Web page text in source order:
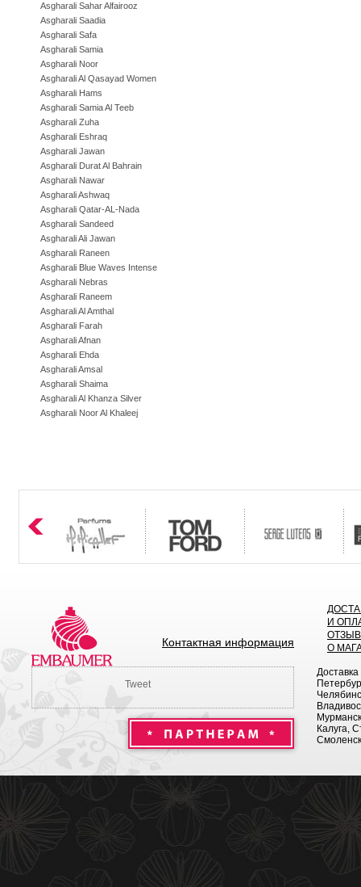
Asgharali Sahar Alfairooz
Asgharali Saadia
Asgharali Safa
Asgharali Samia
Asgharali Noor
Asgharali Al Qasayad Women
Asgharali Hams
Asgharali Samia Al Teeb
Asgharali Zuha
Asgharali Eshraq
Asgharali Jawan
Asgharali Durat Al Bahrain
Asgharali Nawar
Asgharali Ashwaq
Asgharali Qatar-AL-Nada
Asgharali Sandeed
Asgharali Ali Jawan
Asgharali Raneen
Asgharali Blue Waves Intense
Asgharali Nebras
Asgharali Raneem
Asgharali Al Amthal
Asgharali Farah
Asgharali Afnan
Asgharali Ehda
Asgharali Amsal
Asgharali Shaima
Asgharali Al Khanza Silver
Asgharali Noor Al Khaleej
Контактная информация
И
О
Tweet
Калуга,